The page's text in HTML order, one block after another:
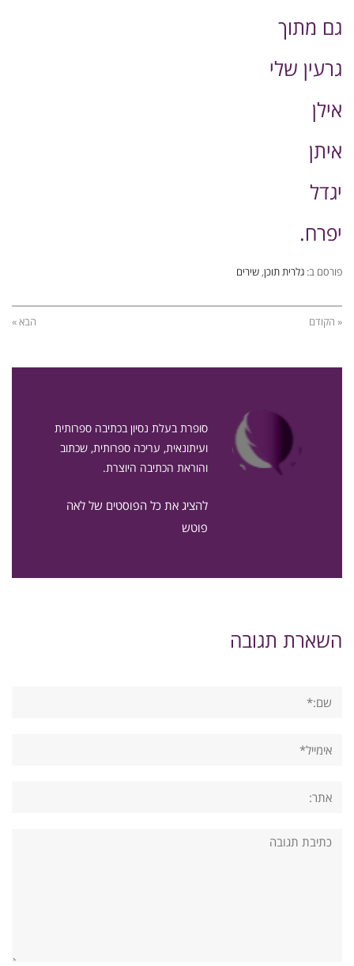
גם מתוך
גרעין שלי
אילן
איתן
יגדל
יפרח.
פורסם ב: גלרית תוכן, שירים
« הקודם הבא »
סופרת בעלת נסיון בכתיבה ספרותית
ועיתונאית, עריכה ספרותית, שכתוב
והוראת הכתיבה היוצרת.
להציג את כל הפוסטים של לאה
פוטש
השארת תגובה